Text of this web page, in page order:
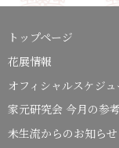
トップページ
花展情報
オフィシャルスケジ
家元研究会 今月の参
未生流からのお知らせ